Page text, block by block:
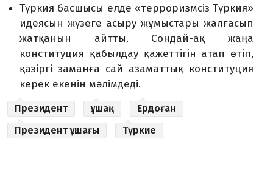
Түркия басшысы елде «терроризмсіз Түркия»
идеясын жүзеге асыру жұмыстары жалғасып
жатқанын айтты. Сондай-ақ жаңа
конституция қабылдау қажеттігін атап өтіп,
қазіргі заманға сай азаматтық конституция
керек екенін мәлімдеді.
Президент ұшақ
Ердоған
Президент ұшағы
Түркие